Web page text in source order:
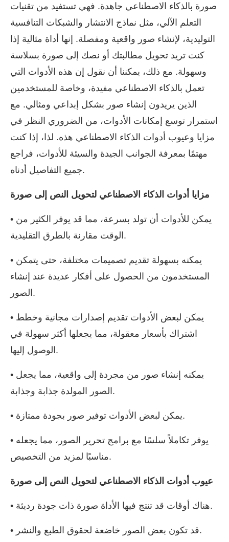
صورة بالذكاء الاصطناعي جاهدة. فهي تستفيد من تقنيات
التعلم الآلي، مثل نماذج الانتشار والشبكات التنافسية
التوليدية، لإنشاء صور واقعية ومفصلة. إنها أداة مثالية إذا
كنت تريد تحويل مطالبتك أو نصك إلى صورة بسلاسة
وسهولة. مع ذلك، يمكننا أن نقول إن هذه الأدوات التي
تعمل بالذكاء الاصطناعي مفيدة، وخاصة للمستخدمين
الذين يريدون إنشاء صور بشكل إبداعي ومثالي. مع
استمرار توسع إمكانات الأدوات، من الضروري النظر في
مزايا وعيوب أدوات الذكاء الاصطناعي هذه. لذا، إذا كنت
مهتمًا بمعرفة الجوانب الجيدة والسيئة للأدوات، فراجع
جميع التفاصيل أدناه.
مزايا أدوات الذكاء الاصطناعي لتحويل النص إلى صورة
• يمكن للأدوات أن تولد بسرعة، مما قد يوفر الكثير من
الوقت مقارنة بالطرق التقليدية.
• يمكنه بسهولة تقديم تصميمات مختلفة، حتى يتمكن
المستخدمون من الحصول على أفكار عديدة عند إنشاء
الصور.
• يمكن لبعض الأدوات تقديم إصدارات مجانية وخطط
اشتراك بأسعار معقولة، مما يجعلها أكثر سهولة في
الوصول إليها.
• يمكنه إنشاء صور من مجردة إلى واقعية، مما يجعل
الصور المولدة جذابة وجذابة.
• يمكن لبعض الأدوات توفير صور بجودة ممتازة.
• يوفر تكاملاً سلسًا مع برامج تحرير الصور، مما يجعله
مناسبًا لمزيد من التخصيص.
عيوب أدوات الذكاء الاصطناعي لتحويل النص إلى صورة
• هناك أوقات قد تنتج فيها الأداة صورة ذات جودة رديئة.
• قد تكون بعض الصور خاضعة لحقوق الطبع والنشر.